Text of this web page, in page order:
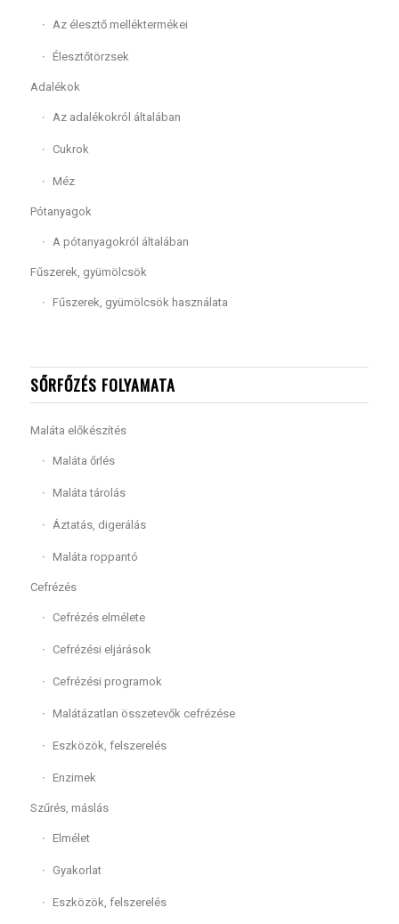
Az élesztő melléktermékei
Élesztőtörzsek
Adalékok
Az adalékokról általában
Cukrok
Méz
Pótanyagok
A pótanyagokról általában
Fűszerek, gyümölcsök
Fűszerek, gyümölcsök használata
SŐRFŐZÉS FOLYAMATA
Maláta előkészítés
Maláta őrlés
Maláta tárolás
Áztatás, digerálás
Maláta roppantó
Cefrézés
Cefrézés elmélete
Cefrézési eljárások
Cefrézési programok
Malátázatlan összetevők cefrézése
Eszközök, felszerelés
Enzimek
Szűrés, máslás
Elmélet
Gyakorlat
Eszközök, felszerelés